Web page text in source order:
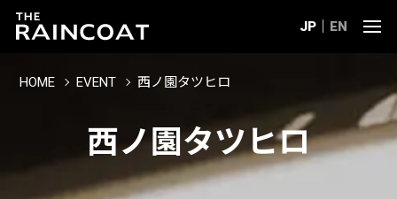
JP EN
HOME EVENT 西ノ園タツヒロ
西ノ園タツヒロ